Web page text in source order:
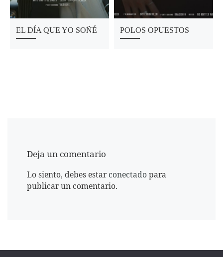
EL DÍA QUE YO SOÑÉ POLOS OPUESTOS
Deja un comentario
Lo siento, debes estar conectadopara
publicar un comentario.